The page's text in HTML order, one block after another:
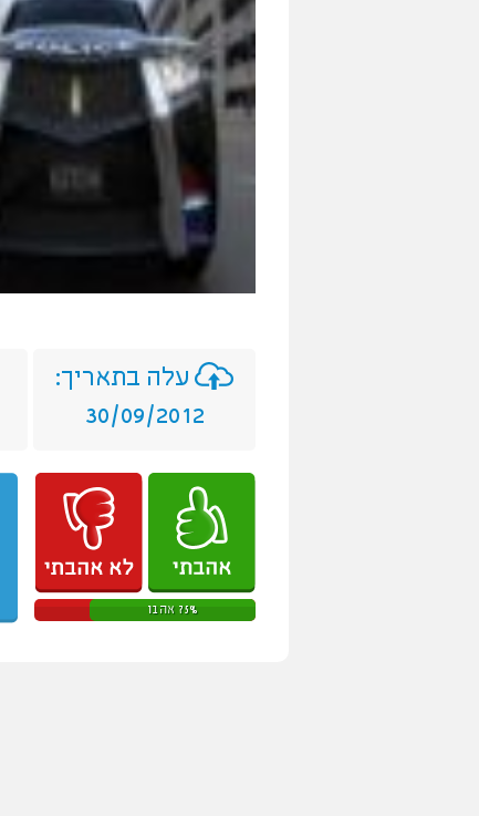
עלה בתאריך:
30/09/2012
75% אהבו